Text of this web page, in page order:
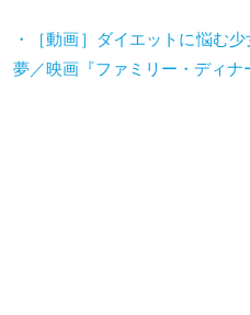
・［動画］ダイエットに悩む
夢／映画『ファミリー・ディナ